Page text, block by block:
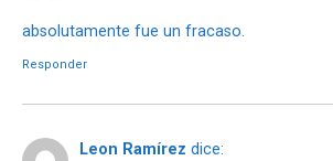
absolutamente fue un fracaso.
Responder
Leon Ramírez dice: